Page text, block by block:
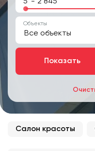
Объекты
Все объекты
Показать
Салон красоты